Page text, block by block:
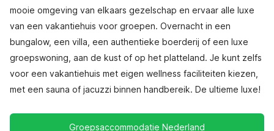
mooie omgeving van elkaars gezelschap en ervaar alle luxe
van een vakantiehuis voor groepen. Overnacht in een
bungalow, een villa, een authentieke boerderij of een luxe
groepswoning, aan de kust of op het platteland. Je kunt zelfs
voor een vakantiehuis met eigen wellness faciliteiten kiezen,
met een sauna of jacuzzi binnen handbereik. De ultieme luxe!
Groepsaccommodatie Nederland